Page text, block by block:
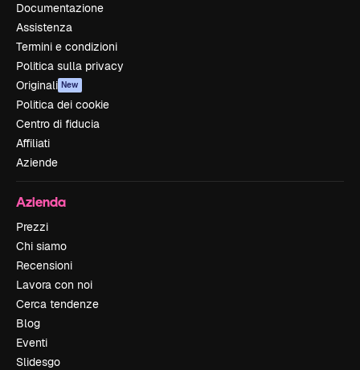
Documentazione
Assistenza
Termini e condizioni
Politica sulla privacy
Originali New
Politica dei cookie
Centro di fiducia
Affiliati
Aziende
Azienda
Prezzi
Chi siamo
Recensioni
Lavora con noi
Cerca tendenze
Blog
Eventi
Slidesgo